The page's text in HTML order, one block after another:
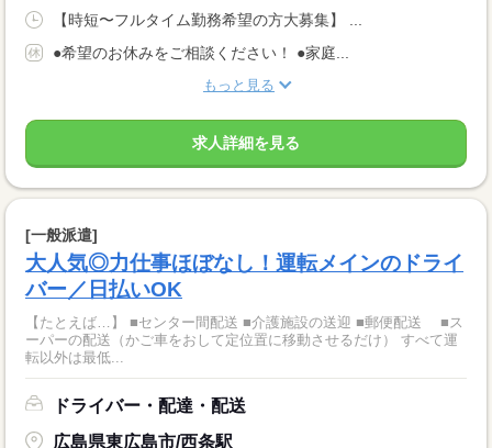
【時短〜フルタイム勤務希望の方大募集】 ...
●希望のお休みをご相談ください！ ●家庭...
もっと見る
求人詳細を見る
[一般派遣]
大人気◎力仕事ほぼなし！運転メインのドライ
バー／日払いOK
【たとえば…】 ■センター間配送 ■介護施設の送迎 ■郵便配送 ■ス
ーパーの配送（かご車をおして定位置に移動させるだけ） すべて運
転以外は最低...
ドライバー・配達・配送
広島県東広島市/西条駅